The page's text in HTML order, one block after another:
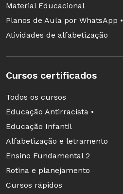
Material Educacional
Planos de Aula por WhatsApp •
Atividades de alfabetização
Cursos certificados
Todos os cursos
Educação Antirracista •
Educação Infantil
Alfabetização e letramento
Ensino Fundamental 2
Rotina e planejamento
Cursos rápidos